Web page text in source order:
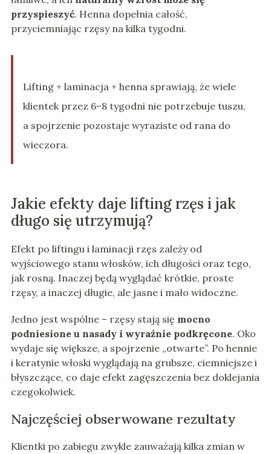
przyspieszyć. Henna dopełnia całość,
przyciemniając rzęsy na kilka tygodni.
Lifting + laminacja + henna sprawiają, że wiele
klientek przez 6–8 tygodni nie potrzebuje tuszu,
a spojrzenie pozostaje wyraziste od rana do
wieczora.
Jakie efekty daje lifting rzęs i jak
długo się utrzymują?
Efekt po liftingu i laminacji rzęs zależy od
wyjściowego stanu włosków, ich długości oraz tego,
jak rosną. Inaczej będą wyglądać krótkie, proste
rzęsy, a inaczej długie, ale jasne i mało widoczne.
Jedno jest wspólne – rzęsy stają się mocno
podniesione u nasady i wyraźnie podkręcone. Oko
wydaje się większe, a spojrzenie „otwarte”. Po hennie
i keratynie włoski wyglądają na grubsze, ciemniejsze i
błyszczące, co daje efekt zagęszczenia bez doklejania
czegokolwiek.
Najczęściej obserwowane rezultaty
Klientki po zabiegu zwykle zauważają kilka zmian w